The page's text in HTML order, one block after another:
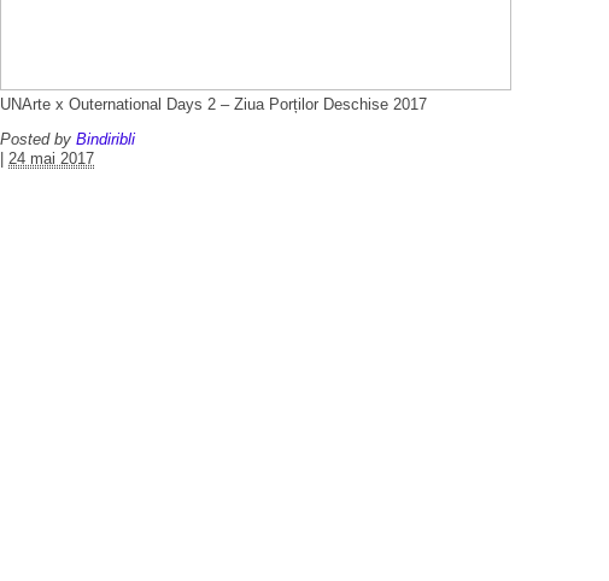
UNArte x Outernational Days 2 – Ziua Porților Deschise 2017
Posted by Bindiribli
24 mai 2017